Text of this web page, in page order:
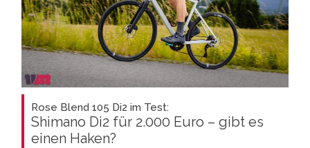
Rose Blend 105 Di2 im Test:
Shimano Di2 für 2.000 Euro – gibt es
einen Haken?